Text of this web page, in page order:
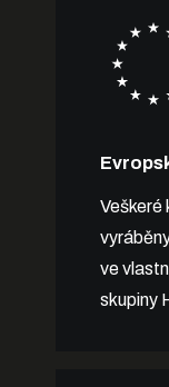
Veškeré
ve
skupiny